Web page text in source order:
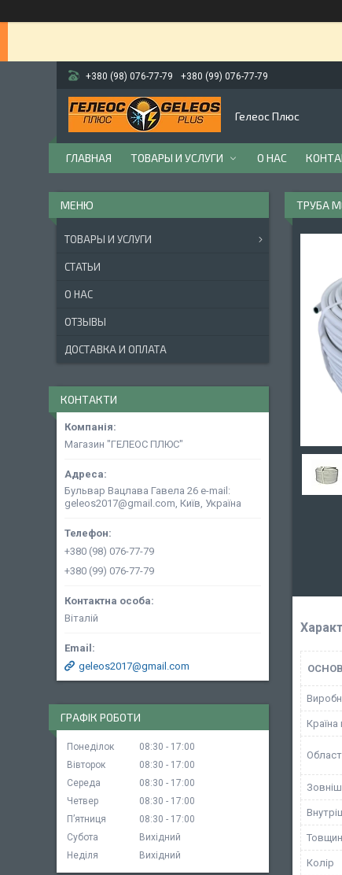
+380 (98) 076-77-79 +380 (99) 076-77-79
Гелеос Плюс
ГЛАВНАЯ ТОВАРЫ И УСЛУГИ О НАС
ТРУБА
Колір
ТОВАРЫ И УСЛУГИ
СТАТЬИ
О НАС
ОТЗЫВЫ
ДОСТАВКА И ОПЛАТА
КОНТАКТИ
Магазин "ГЕЛЕОС ПЛЮС"
Бульвар Вацлава Гавела 26 e-mail:
geleos2017@gmail.com, Київ, Україна
+380 (98) 076-77-79
+380 (99) 076-77-79
Віталій
geleos2017@gmail.com
ГРАФІК РОБОТИ
Понеділок 08:30
17:00
Вівторок
08:30
17:00
Середа
08:30
17:00
Четвер
08:30
17:00
Пʼятниця
08:30
17:00
Субота
Вихідний
Неділя
Вихідний